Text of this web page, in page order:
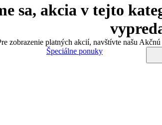
sa, akcia v tejto
zobrazenie platných akcií, navštívte našu
Špeciálne ponuky